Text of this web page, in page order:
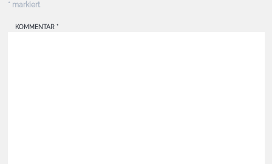
*markiert
KOMMENTAR *